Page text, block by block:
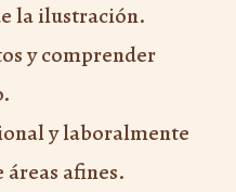
la ilustración.
y comprender
y laboralmente
afines.